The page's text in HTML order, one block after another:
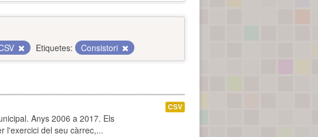
Etiquetes: Consistori
Anys 2006 a 2017. Els
l'exercici del seu càrrec,...
CSV